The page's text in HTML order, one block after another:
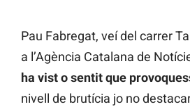
Pau Fabregat, veí del carrer
a l’Agència Catalana de
ha vist o sentit que
nivell de brutícia jo no